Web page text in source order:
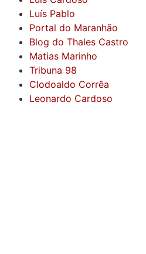
Luís Pablo
Portal do Maranhão
Blog do Thales Castro
Matias Marinho
Tribuna 98
Clodoaldo Corrêa
Leonardo Cardoso